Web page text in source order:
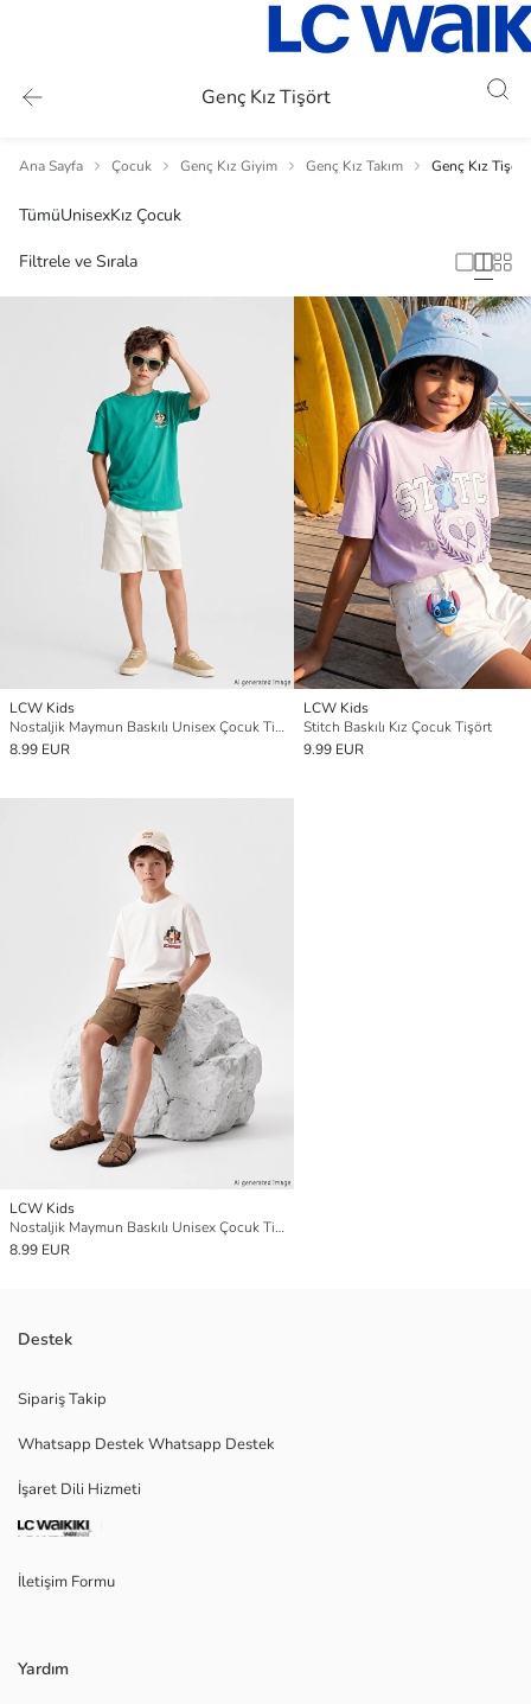
Genç Kız Tişört
Ana Sayfa Çocuk Genç Kız Giyim Genç Kız Takım Genç Kız Tişört
TümüUnisexKız Çocuk
Filtrele ve Sırala
LCW Kids
Nostaljik Maymun Baskılı Unisex Çocuk Tişört
8.99 EUR
LCW Kids
Stitch Baskılı Kız Çocuk Tişört
9.99 EUR
LCW Kids
Nostaljik Maymun Baskılı Unisex Çocuk Tişört
8.99 EUR
Destek
Sipariş Takip
Whatsapp Destek Whatsapp Destek
İşaret Dili Hizmeti
İletişim Formu
Yardım